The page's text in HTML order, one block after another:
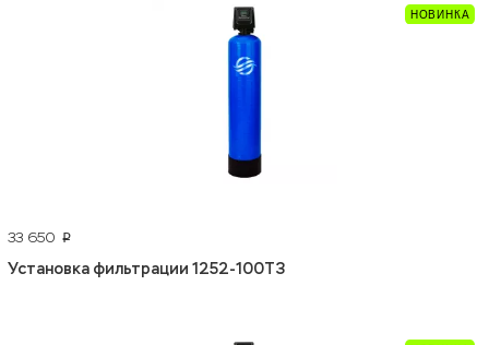
33 650 p
Установка фильтрации 1252-100Т3